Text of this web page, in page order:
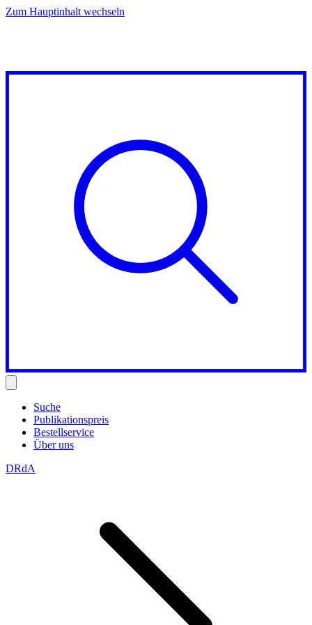
Zum Hauptinhalt wechseln
Suche
Publikationspreis
Bestellservice
Über uns
DRdA